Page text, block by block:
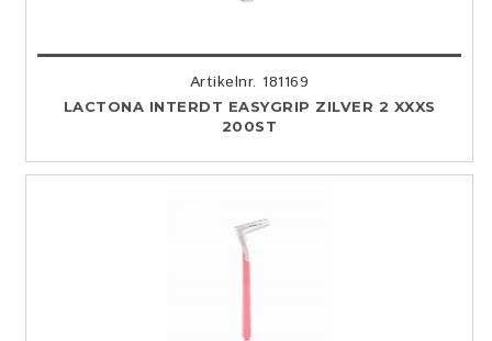
Artikelnr. 181169
LACTONA INTERDT EASYGRIP ZILVER 2 XXXS
200ST